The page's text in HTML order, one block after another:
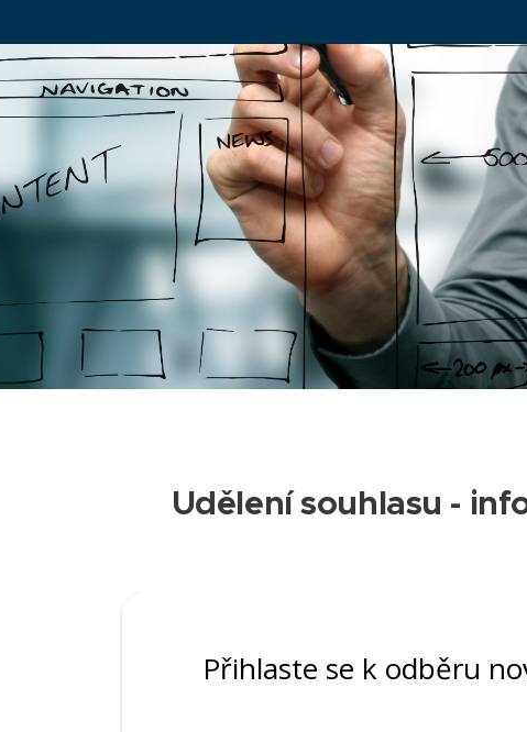
Udělení souhlasu -
Přihlaste se k odběru